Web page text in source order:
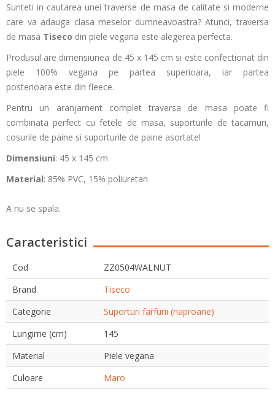
Sunteti in cautarea unei traverse de masa de calitate si moderne
care va adauga clasa meselor dumneavoastra? Atunci, traversa
de masa Tiseco din piele vegana este alegerea perfecta.
Produsul are dimensiunea de 45 x 145 cm si este confectionat din
piele 100% vegana pe partea superioara, iar partea
posterioara este din fleece.
Pentru un aranjament complet traversa de masa poate fi
combinata perfect cu fetele de masa, suporturile de tacamuri,
cosurile de paine si suporturile de paine asortate!
Dimensiuni: 45 x 145 cm
Material: 85% PVC, 15% poliuretan
A nu se spala.
Caracteristici
Cod
ZZ0504WALNUT
Brand
Tiseco
Categorie
Suporturi farfurii (naproane)
Lungime (cm)
145
Material
Piele vegana
Culoare
Maro